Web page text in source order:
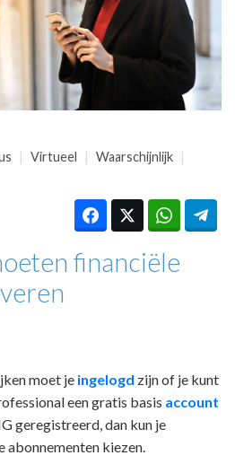
Virtueel
Waarschijnlijk
financiële
moet je ingelogd zijn of je kunt
een gratis basis account
geregistreerd, dan kun je
abonnementen kiezen.